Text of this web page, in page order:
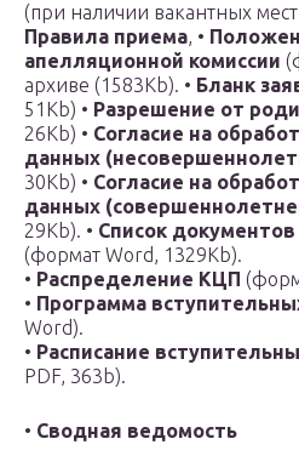
(при наличии вакантных
Правила приема, •
апелляционной комиссии
архиве (1583Kb). • Бланк
51Kb) • Разрешение от
26Kb) • Согласие на
данных
30Kb) • Согласие на
данных
29Kb). • Список
(формат Word, 1329Kb).
• Распределение КЦП
• Программа
Word).
• Расписание
PDF, 363b).
• Сводная ведомость